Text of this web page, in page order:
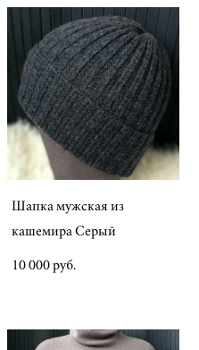
Шапка мужская из
кашемира Серый
10 000 pуб.